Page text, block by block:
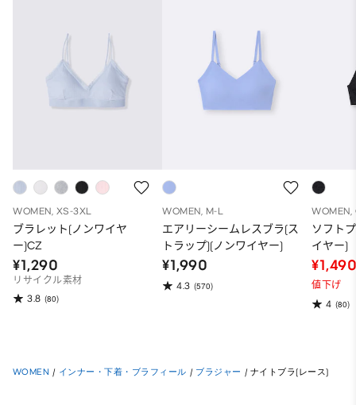
WOMEN, XS-3XL
ブラレット(ノンワイヤ
ー)CZ
¥1,290
リサイクル素材
3.8 (80)
WOMEN, M-L
エアリーシームレスブラ(ス
トラップ)(ノンワイヤー)
¥1,990
4.3 (570)
ソフト
イヤー)
値下げ
4 (80)
WOMEN / インナー・下着・ブラフィール / ブラジャー / ナイトブラ(レース)